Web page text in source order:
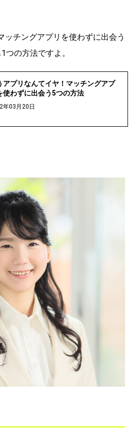
ッチングアプリを使わずに出会う
つの方法ですよ。
アプリなんてイヤ！マッチングアプ
使わずに出会う5つの方法
年03月20日